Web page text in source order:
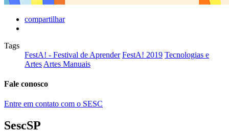
compartilhar
Tags
FestA! - Festival de Aprender FestA! 2019 Tecnologias e
Artes Artes Manuais
Fale conosco
Entre em contato com o SESC
SescSP